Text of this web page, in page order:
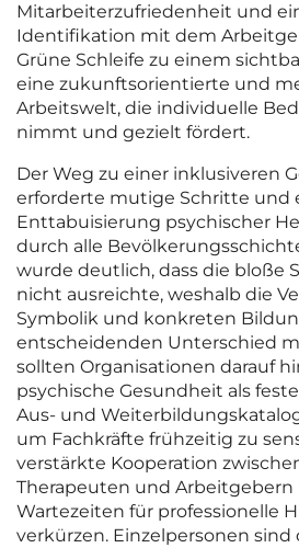
Mitarbeiterzufriedenheit und
Identifikation mit dem
Grüne Schleife zu einem
eine zukunftsorientierte und
Arbeitswelt, die individuelle
nimmt und gezielt fördert.
Der Weg zu einer inklusiveren
erforderte mutige Schritte und
Enttabuisierung psychischer
durch alle
wurde deutlich, dass die bloße
nicht ausreichte, weshalb die
Symbolik und konkreten
entscheidenden Unterschied
sollten Organisationen darauf
psychische Gesundheit als
Aus- und
um Fachkräfte frühzeitig zu
verstärkte Kooperation
Therapeuten und
Wartezeiten für professionelle
verkürzen. Einzelpersonen sind